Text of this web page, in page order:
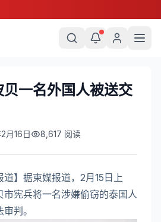
一名外国人被送交
月16日 8,617 阅读
道】据柬媒报道，2月15日上
市宪兵将一名涉嫌偷窃的泰国人
判。